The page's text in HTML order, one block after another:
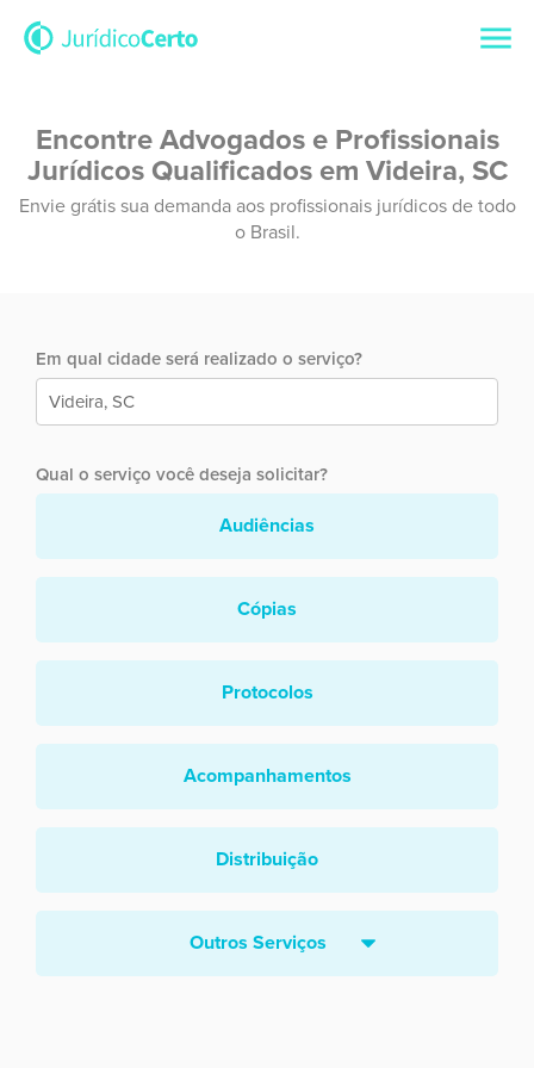
Encontre Advogados e Profissionais
Jurídicos Qualificados em Videira, SC
Envie grátis sua demanda aos profissionais jurídicos de todo
o Brasil.
Em qual cidade será realizado o serviço?
Qual o serviço você deseja solicitar?
Audiências
Cópias
Protocolos
Acompanhamentos
Distribuição
Outros Serviços